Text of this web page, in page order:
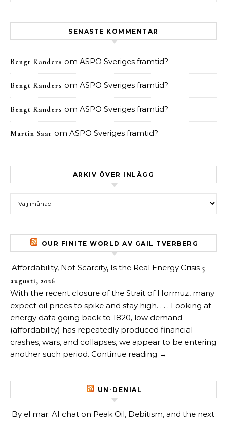
SENASTE KOMMENTAR
Bengt Randers om ASPO Sveriges framtid?
Bengt Randers om ASPO Sveriges framtid?
Bengt Randers om ASPO Sveriges framtid?
Martin Saar om ASPO Sveriges framtid?
ARKIV ÖVER INLÄGG
OUR FINITE WORLD AV GAIL TVERBERG
Affordability, Not Scarcity, Is the Real Energy Crisis 5
augusti, 2026
With the recent closure of the Strait of Hormuz, many
expect oil prices to spike and stay high. . . . Looking at
energy data going back to 1820, low demand
(affordability) has repeatedly produced financial
crashes, wars, and collapses, we appear to be entering
another such period. Continue reading →
UN-DENIAL
By el mar: AI chat on Peak Oil, Debitism, and the next